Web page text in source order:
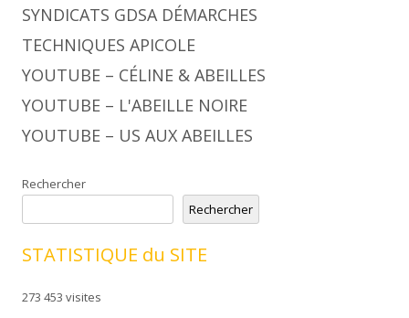
SYNDICATS GDSA DÉMARCHES
TECHNIQUES APICOLE
YOUTUBE – CÉLINE & ABEILLES
YOUTUBE – L'ABEILLE NOIRE
YOUTUBE – US AUX ABEILLES
Rechercher
Rechercher
STATISTIQUE du SITE
273 453 visites